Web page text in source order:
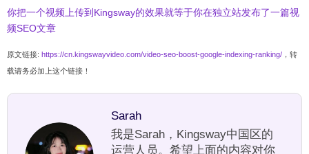
你把一个视频上传到Kingsway的效果就等于你在独立站发布了一篇视
频SEO文章
原文链接: https://cn.kingswayvideo.com/video-seo-boost-google-indexing-ranking/ ，转
载请务必加上这个链接！
Sarah
我是Sarah，Kingsway中国区的
运营人员。希望上面的内容对你